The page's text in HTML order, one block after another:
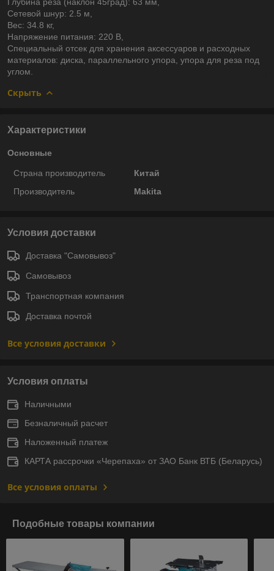
Сетевой шнур: 2.5 м,
Вес: 34.8 кг,
Напряжение питания: 220 В,
Специальный отсек для хранения аксессуаров и расходных
материалов: диска, параллельного упора, упора для реза под
углом.
Скрыть
Характеристики
Основные
Страна производитель
Китай
Производитель
Makita
Условия доставки
Доставка "Самовывоз"
Самовывоз
Транспортная компания
Доставка почтой
Все условия доставки
Условия оплаты
Наличными
Безналичный расчет
Наложенный платеж
КАРТА рассрочки «Черепаха» от ЗАО Банк ВТБ (Беларусь)
Все условия оплаты
Подобные товары компании